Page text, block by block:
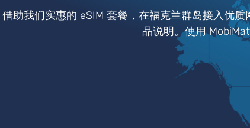
借助我们实惠的 eSIM 套餐，在福克兰群岛接入优
品说明。使用